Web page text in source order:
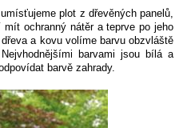
plot z dřevěných panelů,
ochranný nátěr a teprve po jeho
a kovu volíme barvu obzvláště
barvami jsou bílá a
barvě zahrady.